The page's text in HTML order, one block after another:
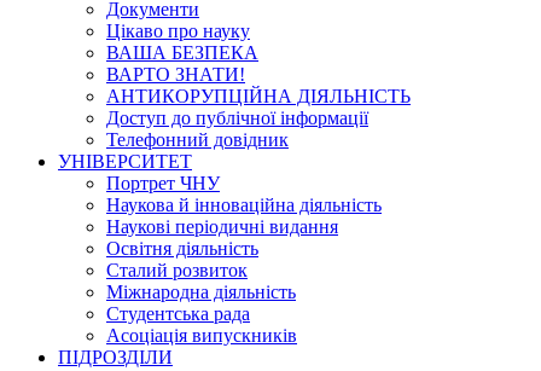
Документи
Цікаво про науку
ВАША БЕЗПЕКА
ВАРТО ЗНАТИ!
АНТИКОРУПЦІЙНА ДІЯЛЬНІСТЬ
Доступ до публічної інформації
Телефонний довідник
УНІВЕРСИТЕТ
Портрет ЧНУ
Наукова й інноваційна діяльність
Наукові періодичні видання
Освітня діяльність
Сталий розвиток
Міжнародна діяльність
Студентська рада
Асоціація випускників
ПІДРОЗДІЛИ